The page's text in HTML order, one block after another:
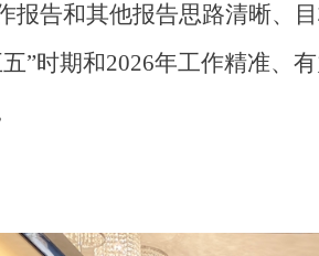
报告和其他报告思路清晰、
”时期和2026年工作精准、